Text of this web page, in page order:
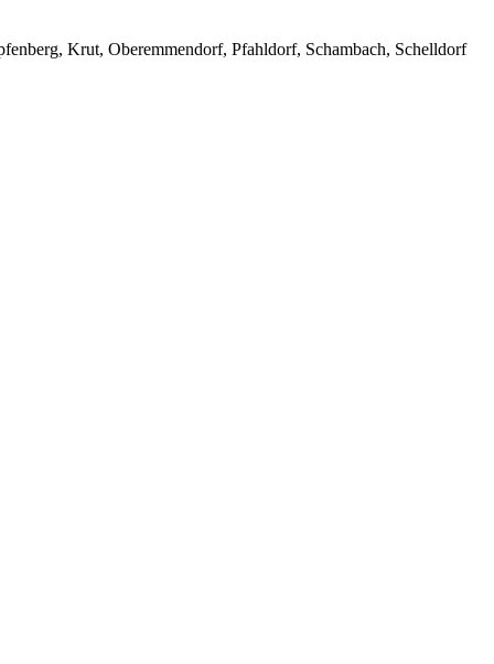
Krut, Oberemmendorf, Pfahldorf, Schambach, Schelldorf